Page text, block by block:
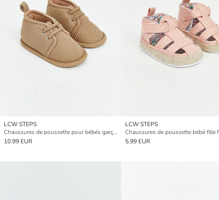
LCW STEPS
Chaussures de poussette pour bébés garçons
10.99 EUR
LCW STEPS
Chaussures de poussette bébé fille
5.99 EUR